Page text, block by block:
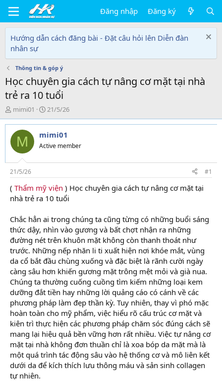
Đăng nhập Đăng ký
Hướng dẫn cách đăng bài - Đặt câu hỏi lên Diễn đàn
nhân sự
Thông tin & góp ý
Học chuyên gia cách tự nâng cơ mặt tại nhà
trẻ ra 10 tuổi
T
h
r
e
d
s
t
a
r
t
r
mimi01
N
g
à
y
g
i
21/5/26
M mimi01
Active member
21/5/26 #1
( Thẩm mỹ viện ) Học chuyên gia cách tự nâng cơ mặt tại
nhà trẻ ra 10 tuổi
Chắc hẳn ai trong chúng ta cũng từng có những buổi sáng
thức dậy, nhìn vào gương và bất chợt nhận ra những
đường nét trên khuôn mặt không còn thanh thoát như
trước. Những nếp nhăn li ti xuất hiện nơi khóe mắt, vùng
da cổ bắt đầu chùng xuống và đặc biệt là rãnh cười ngày
càng sâu hơn khiến gương mặt trông mệt mỏi và già nua.
Chúng ta thường cuống cuồng tìm kiếm những loại kem
dưỡng đắt tiền hay những lời quảng cáo có cánh về các
phương pháp làm đẹp thần kỳ. Tuy nhiên, thay vì phó mặc
hoàn toàn cho mỹ phẩm, việc hiểu rõ cấu trúc cơ mặt và
kiên trì thực hiện các phương pháp chăm sóc đúng cách sẽ
mang lại hiệu quả bền vững hơn rất nhiều. Việc tự nâng cơ
mặt tại nhà không đơn thuần chỉ là xoa bóp da mặt mà là
một quá trình tác động sâu vào hệ thống cơ và mô liên kết
dưới da để kích thích lưu thông máu và sản sinh collagen
tự nhiên.